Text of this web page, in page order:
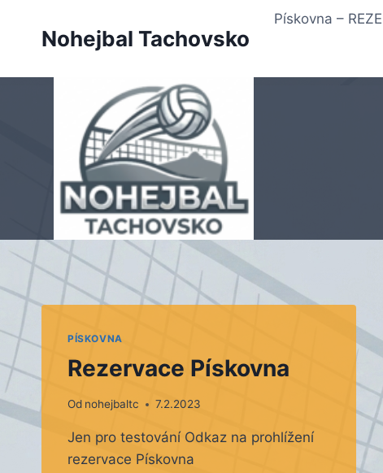
Nohejbal Tachovsko
Pískovna –
PÍSKOVNA
Rezervace Pískovna
Od nohejbaltc 7.2.2023
Jen pro testování Odkaz na prohlížení
rezervace Pískovna